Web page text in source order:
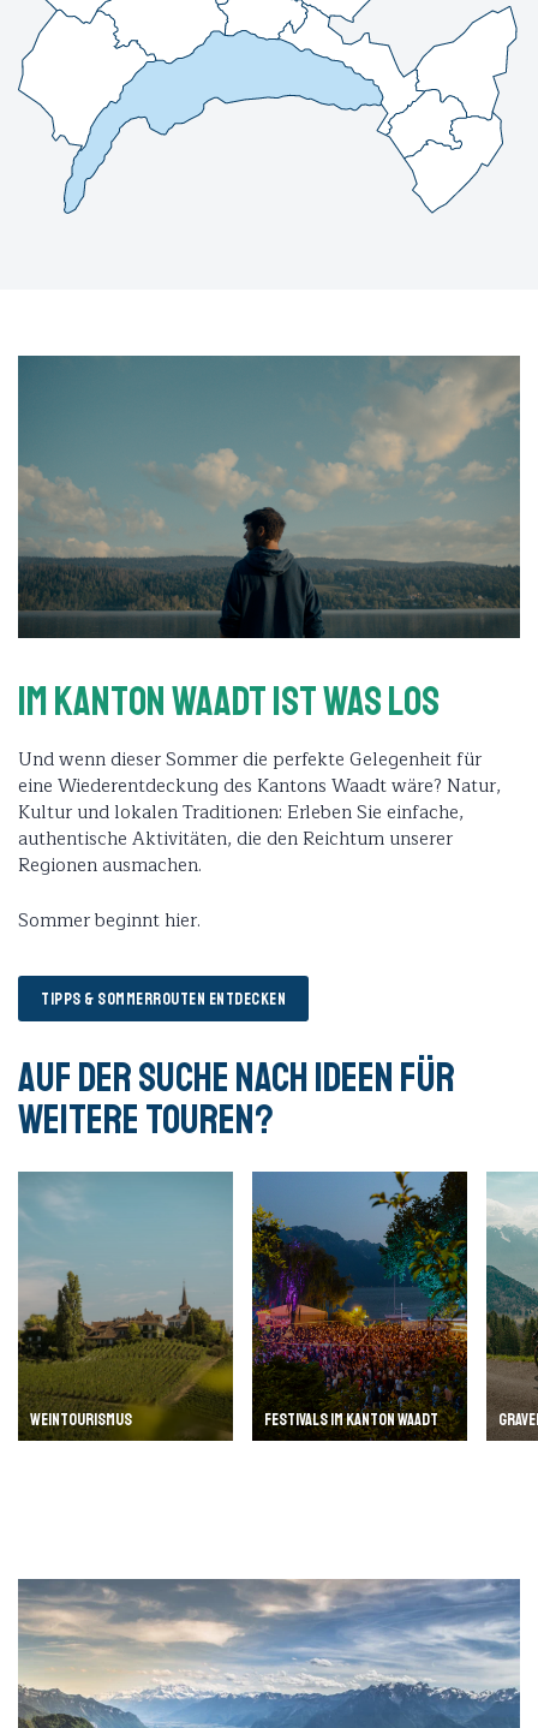
Im Kanton Waadt ist was los
Und wenn dieser Sommer die perfekte Gelegenheit für
eine Wiederentdeckung des Kantons Waadt wäre? Natur,
Kultur und lokalen Traditionen: Erleben Sie einfache,
authentische Aktivitäten, die den Reichtum unserer
Regionen ausmachen.
Sommer beginnt hier.
TIPPS & SOMMERROUTEN ENTDECKEN
Auf der Suche nach Ideen für
weitere Touren?
WEINTOURISMUS FESTIVALS IM KANTON WAADT